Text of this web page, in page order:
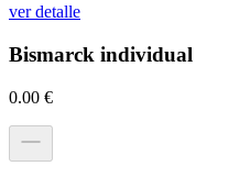
ver detalle
Bismarck individual
0.00 €